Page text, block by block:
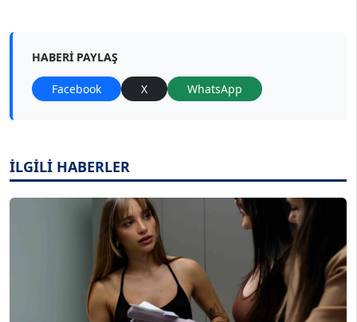
HABERI PAYLAŞ
Facebook X WhatsApp
İLGİLİ HABERLER